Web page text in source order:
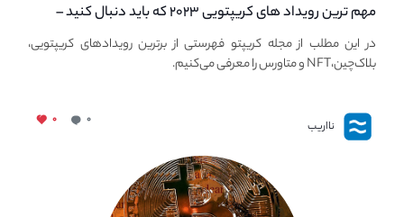
مهم ترین رویداد های کریپتویی ۲۰۲۳ که باید دنبال کنید –
معرفی بهترین رویداد های جهانی
در این مطلب از مجله کریپتو فهرستی از برترین رویدادهای کریپتویی،
بلاک‌چین،NFT و متاورس را معرفی می‌کنیم.
نااریب ۰ ۰